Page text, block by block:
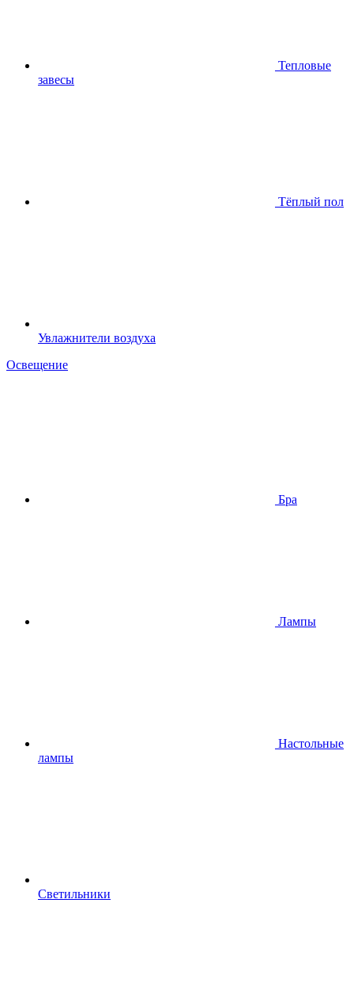
Тепловые
завесы
Тёплый пол
Увлажнители воздуха
Освещение
Бра
Лампы
Настольные
лампы
Светильники